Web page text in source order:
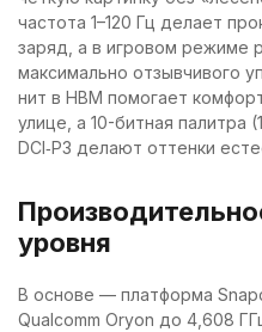
частота 1–120 Гц делает
заряд, а в игровом режиме
максимально отзывчивого
нит в HBM помогает
улице, а 10-битная палитра
DCI‑P3 делают оттенки
уровня
В основе — платформа
Qualcomm Oryon до 4,608